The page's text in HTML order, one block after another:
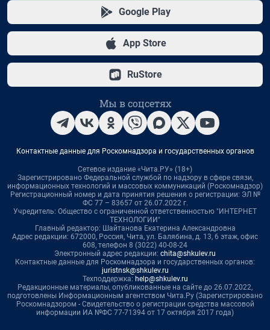
Google Play
App Store
RuStore
Мы в соцсетях
Контактные данные для Роскомнадзора и государственных органов
Сетевое издание «Чита.РУ» (18+)
Зарегистрировано Федеральной службой по надзору в сфере связи,
информационных технологий и массовых коммуникаций (Роскомнадзор)
Регистрационный номер и дата принятия решения о регистрации: ЭЛ №
ФС 77 – 83657 от 26.07.2022 г.
Учредитель: Общество с ограниченной ответственностью "ИНТЕРНЕТ
ТЕХНОЛОГИИ"
Главный редактор: Шайтанова Екатерина Александровна
Адрес редакции: 672000, Россия, Чита, ул. Балябина, д. 13, 6 этаж, офис
608, телефон 8 (3022) 40-08-24
Электронный адрес редакции: chita@shkulev.ru
Контактные данные для Роскомнадзора и государственных органов:
juristnsk@shkulev.ru
Техподдержка: help@shkulev.ru
Редакционные материалы, опубликованные на сайте до 26.07.2022,
подготовлены Информационным агентством Чита.Ру (Зарегистрировано
Роскомнадзором - Свидетельство о регистрации средства массовой
информации ИА №ФС 77-71394 от 17 октября 2017 года)